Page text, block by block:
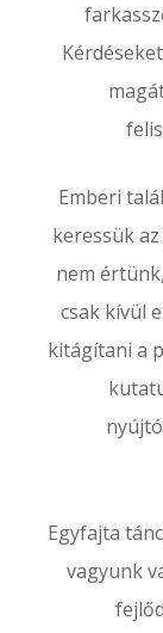
Emberi
keressük
nem
csak kívül
kitágítani a
Egyfajta
vagyunk